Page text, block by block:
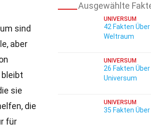
sind
aber
bleibt
sie
die
für
Ausgewählte
UNIVERSUM
42 Fakten Über
Weltraum
UNIVERSUM
26 Fakten Über
Universum
UNIVERSUM
35 Fakten